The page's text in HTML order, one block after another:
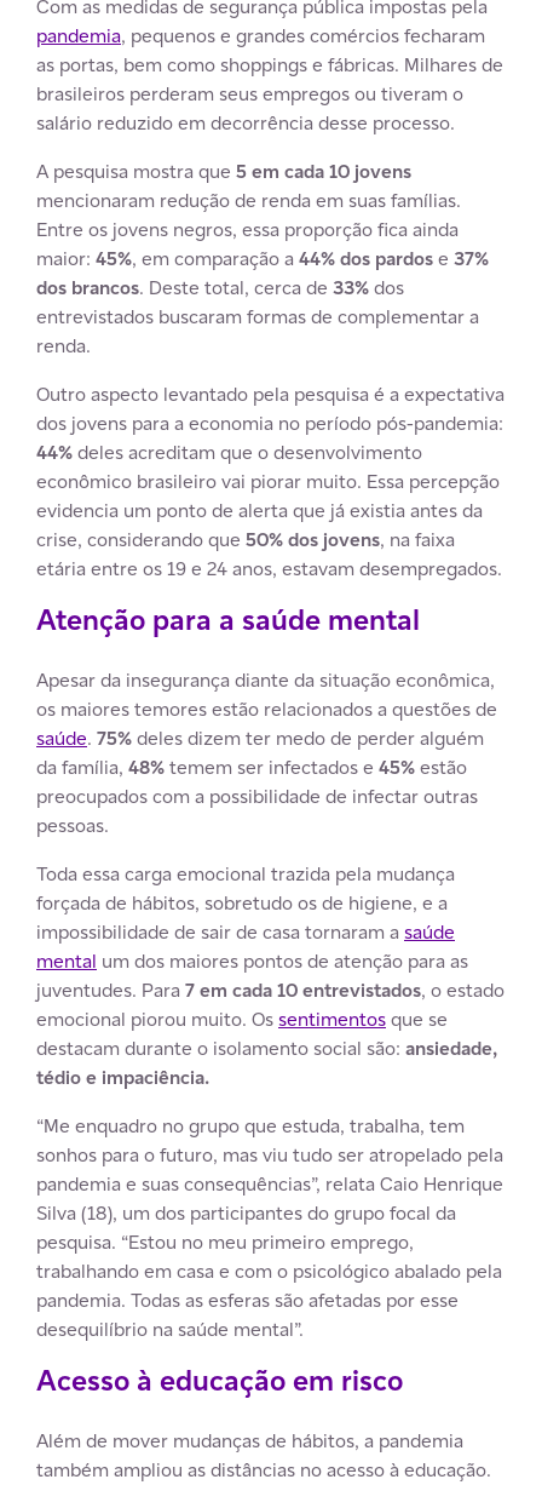
Com as medidas de segurança pública impostas pela
pandemia, pequenos e grandes comércios fecharam
as portas, bem como shoppings e fábricas. Milhares de
brasileiros perderam seus empregos ou tiveram o
salário reduzido em decorrência desse processo.
A pesquisa mostra que 5 em cada 10 jovens
mencionaram redução de renda em suas famílias.
Entre os jovens negros, essa proporção fica ainda
maior: 45%, em comparação a 44% dos pardose 37%
dos brancos. Deste total, cerca de 33%dos
entrevistados buscaram formas de complementar a
renda.
Outro aspecto levantado pela pesquisa é a expectativa
dos jovens para a economia no período pós-pandemia:
44%deles acreditam que o desenvolvimento
econômico brasileiro vai piorar muito. Essa percepção
evidencia um ponto de alerta que já existia antes da
crise, considerando que 50% dos jovens, na faixa
etária entre os 19 e 24 anos, estavam desempregados.
Atenção para a saúde mental
Apesar da insegurança diante da situação econômica,
os maiores temores estão relacionados a questões de
saúde. 75%deles dizem ter medo de perder alguém
da família, 48%temem ser infectados e 45%estão
preocupados com a possibilidade de infectar outras
pessoas.
Toda essa carga emocional trazida pela mudança
forçada de hábitos, sobretudo os de higiene, e a
impossibilidade de sair de casa tornaram a saúde
mental um dos maiores pontos de atenção para as
juventudes. Para 7 em cada 10 entrevistados, o estado
emocional piorou muito. Ossentimentosque se
destacam durante o isolamento social são: ansiedade,
tédio e impaciência.
“Me enquadro no grupo que estuda, trabalha, tem
sonhos para o futuro, mas viu tudo ser atropelado pela
pandemia e suas consequências”, relata Caio Henrique
Silva (18), um dos participantes do grupo focal da
pesquisa. “Estou no meu primeiro emprego,
trabalhando em casa e com o psicológico abalado pela
pandemia. Todas as esferas são afetadas por esse
desequilíbrio na saúde mental”.
Acesso à educação em risco
Além de mover mudanças de hábitos, a pandemia
também ampliou as distâncias no acesso à educação.